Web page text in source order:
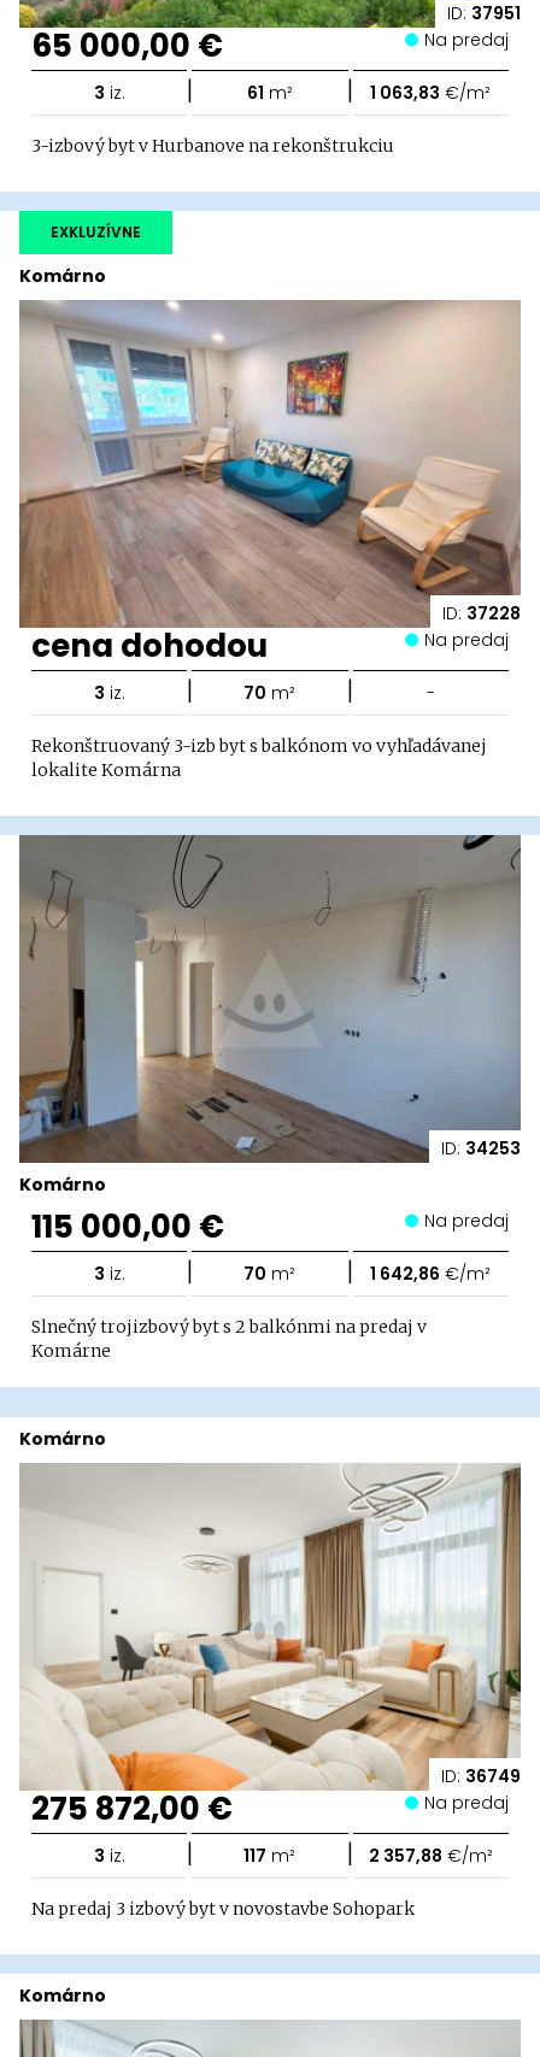
ID: 37951
65 000,00 € Na predaj
3 iz. | 61 m² | 1 063,83 €/m²
3-izbový byt v Hurbanove na rekonštrukciu
ID: 37228
Komárno
EXKLUZÍVNE
cena dohodou Na predaj
3 iz. | 70 m² | -
Rekonštruovaný 3-izb byt s balkónom vo vyhľadávanej
lokalite Komárna
ID: 34253
Komárno
115 000,00 € Na predaj
3 iz. | 70 m² | 1 642,86 €/m²
Slnečný trojizbový byt s 2 balkónmi na predaj v
Komárne
ID: 36749
Komárno
275 872,00 € Na predaj
3 iz. | 117 m² | 2 357,88 €/m²
Na predaj 3 izbový byt v novostavbe Sohopark
Komárno